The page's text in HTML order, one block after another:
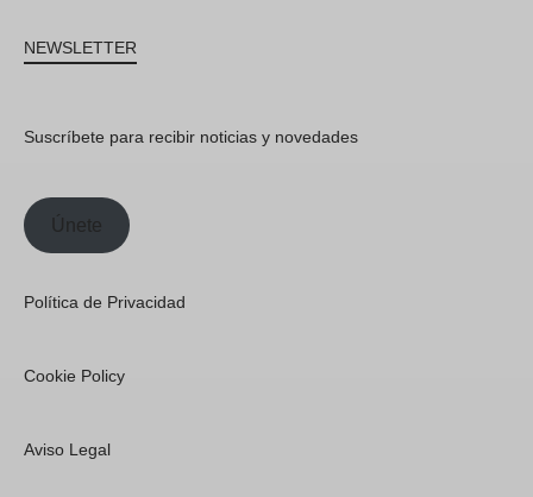
NEWSLETTER
Suscríbete para recibir noticias y novedades
Únete
Política de Privacidad
Cookie Policy
Aviso Legal